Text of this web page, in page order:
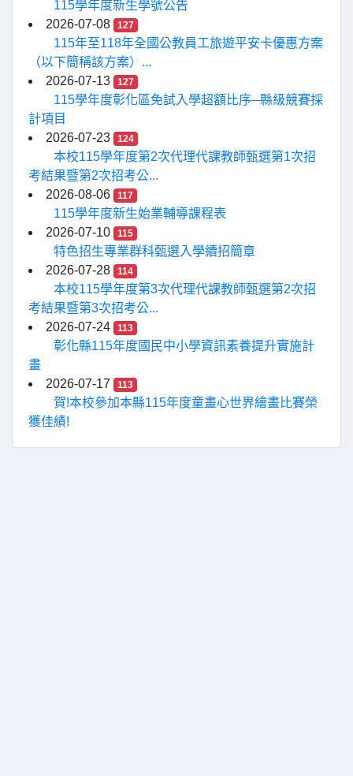
115學年度新生學號公告
2026-07-08
127
115年至118年全國公教員工旅遊平安卡優惠方案
（以下簡稱該方案）...
2026-07-13
127
115學年度彰化區免試入學超額比序─縣級競賽採
計項目
2026-07-23
124
本校115學年度第2次代理代課教師甄選第1次招
考結果暨第2次招考公...
2026-08-06
117
115學年度新生始業輔導課程表
2026-07-10
115
特色招生專業群科甄選入學續招簡章
2026-07-28
114
本校115學年度第3次代理代課教師甄選第2次招
考結果暨第3次招考公...
2026-07-24
113
彰化縣115年度國民中小學資訊素養提升實施計
畫
2026-07-17
113
賀!本校參加本縣115年度童畫心世界繪畫比賽榮
獲佳績!